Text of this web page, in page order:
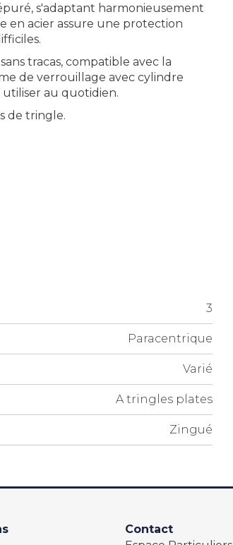
s'adaptant harmonieusement
en acier assure une protection
tracas, compatible avec la
de verrouillage avec cylindre
au quotidien.
de tringle.
3
Paracentrique
Varié
A tringles plates
Zingué
Contact